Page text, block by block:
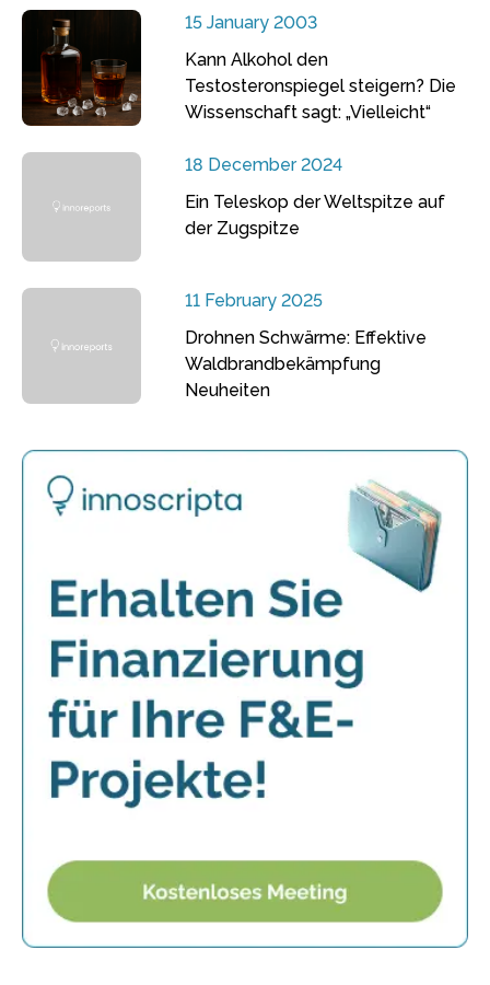
15 January 2003
Kann Alkohol den
Testosteronspiegel steigern? Die
Wissenschaft sagt: „Vielleicht“
18 December 2024
Ein Teleskop der Weltspitze auf
der Zugspitze
11 February 2025
Drohnen Schwärme: Effektive
Waldbrandbekämpfung
Neuheiten